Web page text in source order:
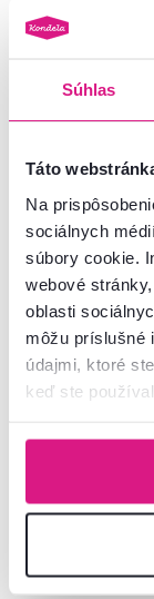
Súhlas
Táto
Na
sociálnych
súbory cookie.
webové
oblasti
môžu príslušné
údajmi, ktoré
keď ste
Vynáška
5,0 1
Stohovateľná
SAVITA
29,90 €